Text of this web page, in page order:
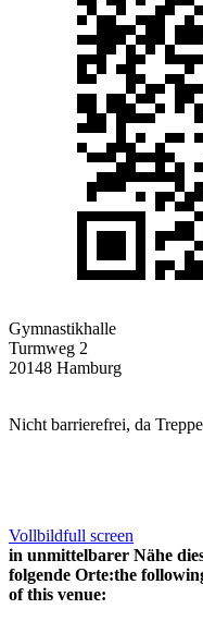
Gymnastikhalle
Turmweg 2
20148 Hamburg
Nicht barrierefrei, da
Vollbildfull screen
in unmittelbarer Nähe
folgende Orte:the
of this venue: